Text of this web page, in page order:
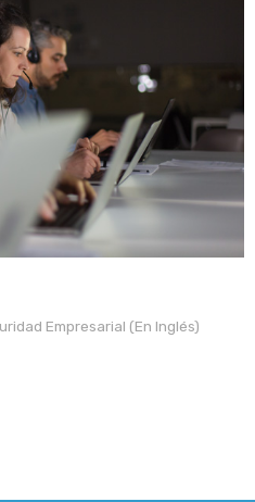
Empresarial (En Inglés)